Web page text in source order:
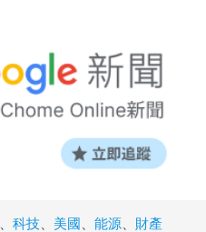
科技 美國 能源 財產